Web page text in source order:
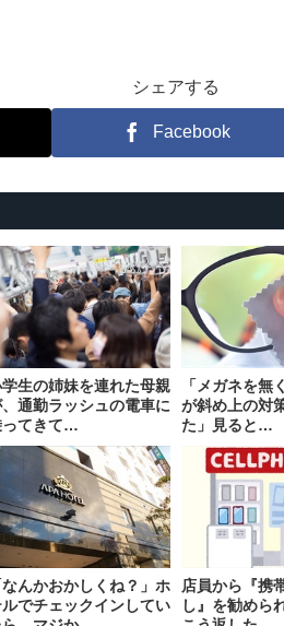
シェアする
Facebook
生の姉妹を連れた母親
通勤ラッシュの電車に
ってきて…
「メガネを無
が斜め上の対
た」見ると…
なんかおかしくね？」ホ
ルでチェックインしてい
店員から『携
し』を勧めら